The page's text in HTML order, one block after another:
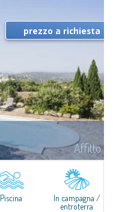
Affitto
di Mirialveda, a metà strada
è un grande stazzo
stati ripensati da zero...
prezzo a richiesta
Piscina
In campagna /
entroterra